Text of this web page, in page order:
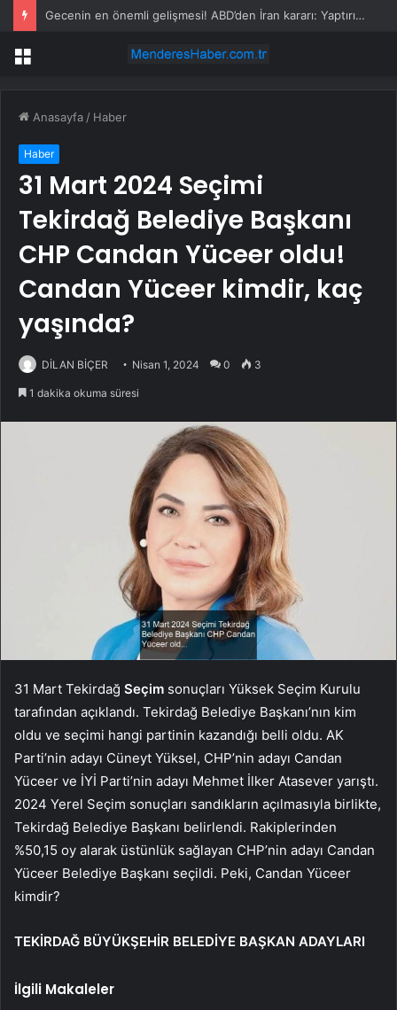
Gecenin en önemli gelişmesi! ABD’den İran kararı: Yaptırımlar kaldırıldı
Menü
Anasayfa / Haber
Haber
31 Mart 2024 Seçimi
Tekirdağ Belediye Başkanı
CHP Candan Yüceer oldu!
Candan Yüceer kimdir, kaç
yaşında?
DİLAN BİÇER Nisan 1, 2024 0 3
1 dakika okuma süresi
31 Mart Tekirdağ Seçim sonuçları Yüksek Seçim Kurulu
tarafından açıklandı. Tekirdağ Belediye Başkanı’nın kim
oldu ve seçimi hangi partinin kazandığı belli oldu. AK
Parti’nin adayı Cüneyt Yüksel, CHP’nin adayı Candan
Yüceer ve İYİ Parti’nin adayı Mehmet İlker Atasever yarıştı.
2024 Yerel Seçim sonuçları sandıkların açılmasıyla birlikte,
Tekirdağ Belediye Başkanı belirlendi. Rakiplerinden
%50,15 oy alarak üstünlük sağlayan CHP’nin adayı Candan
Yüceer Belediye Başkanı seçildi. Peki, Candan Yüceer
kimdir?
TEKİRDAĞ BÜYÜKŞEHİR BELEDİYE BAŞKAN ADAYLARI
İlgili Makaleler